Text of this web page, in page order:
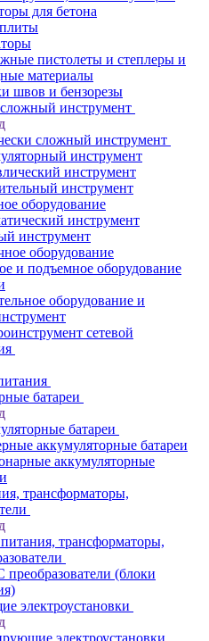
для бетона
пистолеты и степлеры и
материалы
швов и бензорезы
инструмент
сложный инструмент
инструмент
инструмент
инструмент
оборудование
инструмент
инструмент
оборудование
и подъемное оборудование
оборудование и
сетевой
батареи
батареи
аккумуляторные батареи
аккумуляторные
трансформаторы,
трансформаторы,
преобразователи (блоки
электроустановки
электроустановки